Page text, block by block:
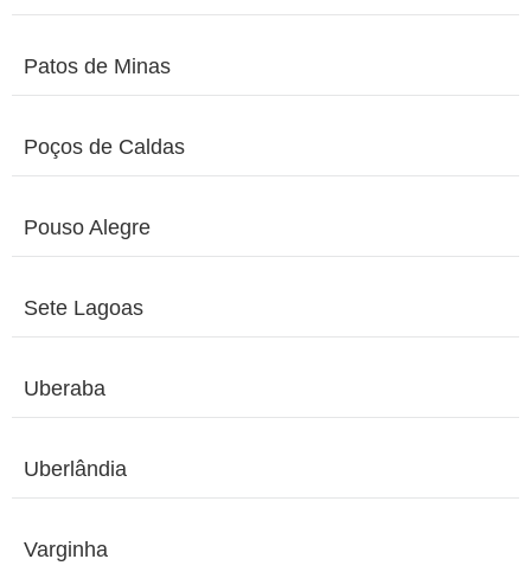
Patos de Minas
Poços de Caldas
Pouso Alegre
Sete Lagoas
Uberaba
Uberlândia
Varginha